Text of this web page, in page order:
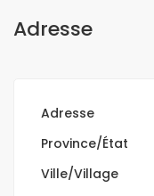
Adresse
Adresse
Province/État
Ville/Village